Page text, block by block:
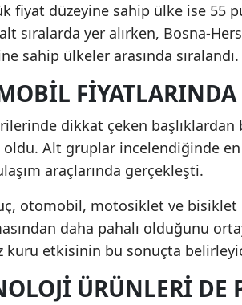
fiyat düzeyine sahip ülke ise 55
sıralarda yer alırken, Bosna-
sahip ülkeler arasında sıralandı.
dikkat çeken
oldu. Alt gruplar incelendiğinde
araçlarında gerçekleşti.
otomobil, motosiklet ve bisiklet
daha pahalı olduğunu
kuru etkisinin bu sonuçta
ÜRÜNLERI DE